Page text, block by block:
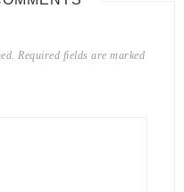
Required fields are marked